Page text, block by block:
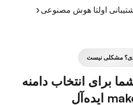
اولتا هوش مصنوعی
مشکلی نیست
برای انتخاب دامنه